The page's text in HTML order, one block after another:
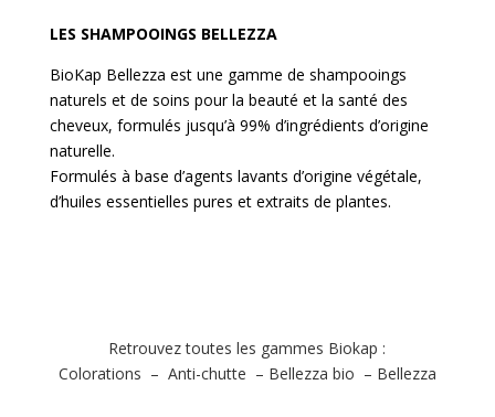
LES SHAMPOOINGS BELLEZZA
BioKap Bellezza est une gamme de shampooings
naturels et de soins pour la beauté et la santé des
cheveux, formulés jusqu’à 99% d’ingrédients d’origine
naturelle.
Formulés à base d’agents lavants d’origine végétale,
d’huiles essentielles pures et extraits de plantes.
Retrouvez toutes les gammes Biokap :
Colorations – Anti-chutte – Bellezza bio – Bellezza